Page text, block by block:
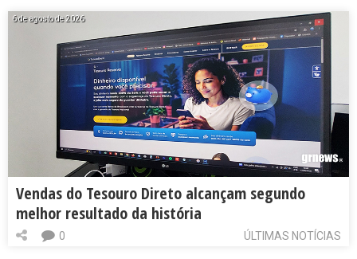
6 de agosto de 2026
Vendas do Tesouro Direto alcançam segundo
melhor resultado da história
ÚLTIMAS NOTÍCIAS
0